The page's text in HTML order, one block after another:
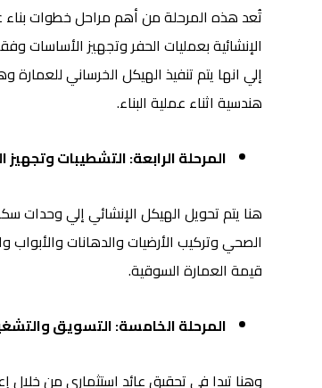
تُعد هذه المرحلة من أهم مراحل خطوات بناء
الإنشائية بعمليات الحفر وتجهيز الأساسات
إلي انها يتم تنفيذ الهيكل الخرساني
هندسية اثناء عملية البناء.
المرحلة الرابعة: التشطيبات وتجهيز
هنا يتم تحويل الهيكل الإنشائي إلي وحدات
الصحي وتركيب الأرضيات والدهانات
قيمة العمارة السوقية.
المرحلة الخامسة: التسويق
وهنا تبدا في تحقيق عائد استثماري من